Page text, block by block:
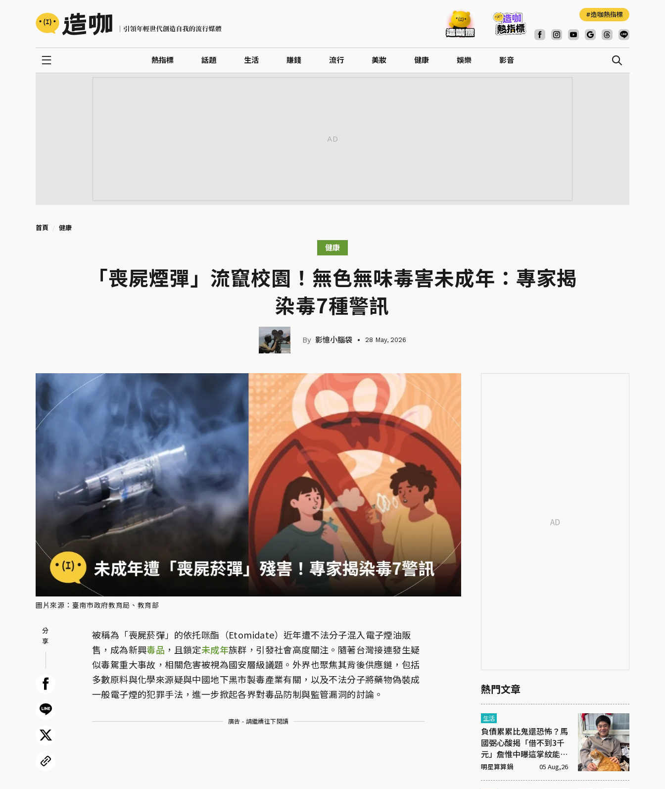
造咖熱指標
熱指標 話題 生活 賺錢 流行 美妝 健康 娛樂 影音
首頁 健康
健康
「喪屍煙彈」流竄校園！無色無味毒害未成年：專家揭
染毒7種警訊
影憶小腦袋 28 May, 2026
圖片來源：臺南市政府教育局、教育部
被稱為「喪屍菸彈」的依托咪酯（Etomidate）近年遭不法分子混入電子煙油販
售，成為新興毒品 ，且鎖定未成年族群，引發社會高度關注。隨著台灣接連發生疑
似毒駕重大事故，相關危害被視為國安層級議題。外界也聚焦其背後供應鏈，包括
多數原料與化學來源疑與中國地下黑市製毒產業有關，以及不法分子將藥物偽裝成
一般電子煙的犯罪手法，進一步掀起各界對毒品防制與監管漏洞的討論。
廣告 - 請繼續往下閱讀
熱門文章
生活
負債累累比鬼還恐怖？馬
國弼心酸揭「借不到3千
元」詹惟中曝這掌紋能救
命！
明星算算鍋 05 Aug,26